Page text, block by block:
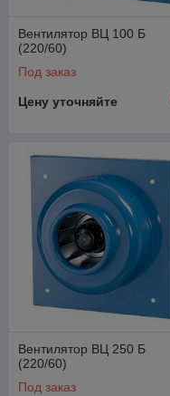
Вентилятор ВЦ 100 Б
(220/60)
Под заказ
Цену уточняйте
Вентилятор ВЦ 250 Б
(220/60)
Под заказ